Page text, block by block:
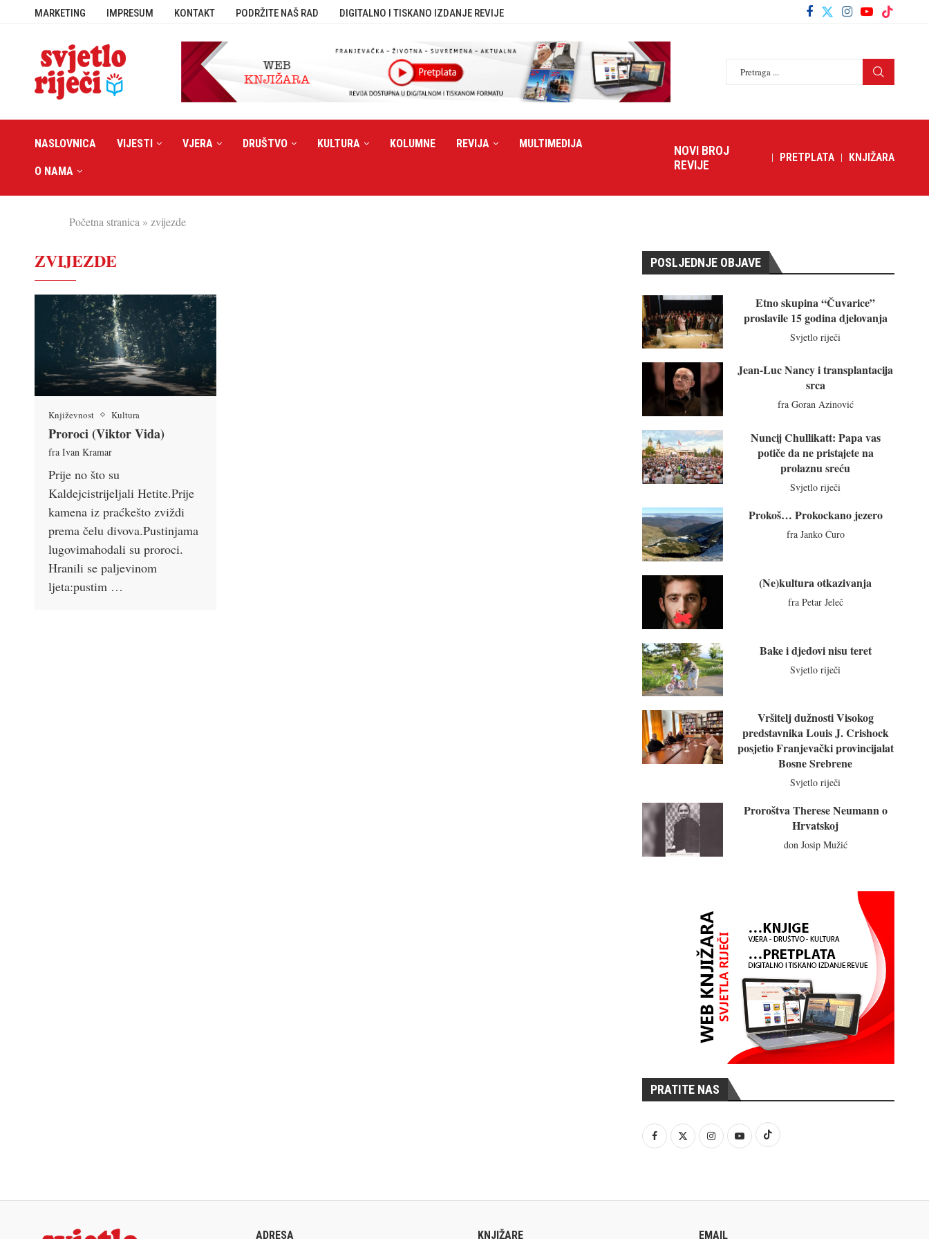
MARKETING IMPRESUM KONTAKT PODRŽITE NAŠ RAD DIGITALNO I TISKANO IZDANJE REVIJE
NASLOVNICA VIJESTI VJERA DRUŠTVO KULTURA KOLUMNE REVIJA MULTIMEDIJA
O NAMA
NOVI BROJ
REVIJE
PRETPLATA KNJIŽARA
Početna stranica » zvijezde
ZVIJEZDE
Književnost Kultura
Proroci (Viktor Vida)
fra Ivan Kramar
Prije no što su
Kaldejcistrijeljali Hetite.Prije
kamena iz praćkešto zviždi
prema čelu divova.Pustinjama
lugovimahodali su proroci.
Hranili se paljevinom
ljeta:pustim …
POSLJEDNJE OBJAVE
Etno skupina “Čuvarice”
proslavile 15 godina djelovanja
Svjetlo riječi
Jean-Luc Nancy i transplantacija
srca
fra Goran Azinović
Nuncij Chullikatt: Papa vas
potiče da ne pristajete na
prolaznu sreću
Svjetlo riječi
Prokoš… Prokockano jezero
fra Janko Ćuro
(Ne)kultura otkazivanja
fra Petar Jeleč
Bake i djedovi nisu teret
Svjetlo riječi
Vršitelj dužnosti Visokog
predstavnika Louis J. Crishock
posjetio Franjevački provincijalat
Bosne Srebrene
Svjetlo riječi
Proroštva Therese Neumann o
Hrvatskoj
don Josip Mužić
PRATITE NAS
ADRESA KNJIŽARE EMAIL